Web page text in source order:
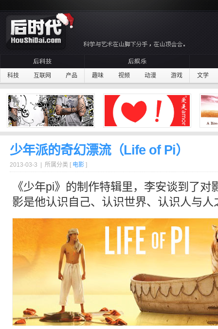
科技 互联网 产品 趣味 视频 动漫 游戏 文学
少年派的奇幻漂流（Life of Pi）
2013-03-3 | 所属分类 [ 电影 ]
《少年pi》的制作特辑里， 李安谈到了对
影是他认识自己、认识世界、认识人与